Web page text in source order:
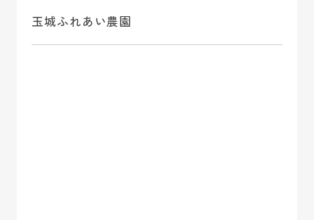
玉城ふれあい農園